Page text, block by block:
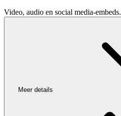
Video, audio en social media-embeds.
Meer details